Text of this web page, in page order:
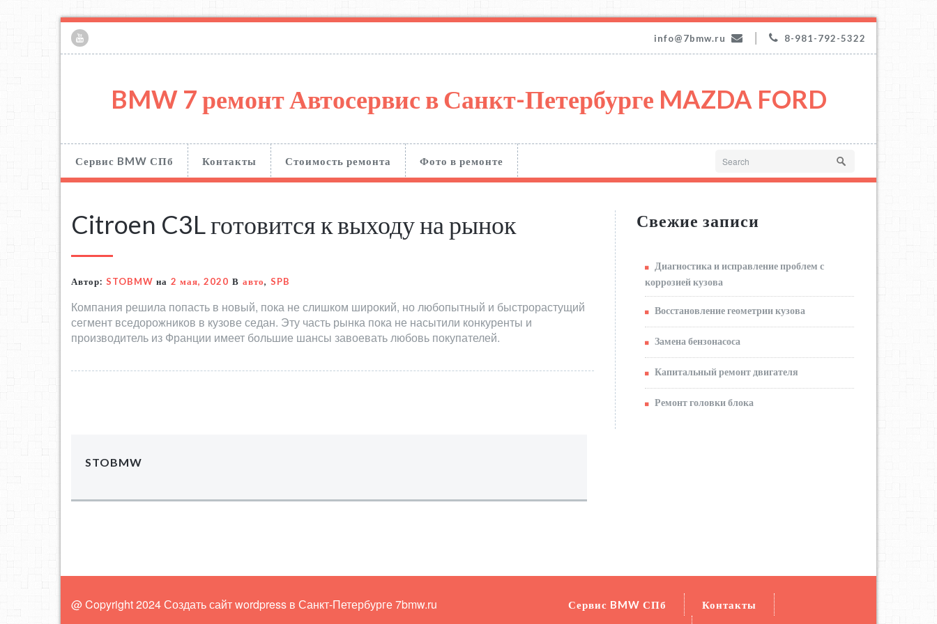
info@7bmw.ru 8-981-792-5322
BMW 7 ремонт Автосервис в Санкт-Петербурге MAZDA FORD
Сервис BMW СПб Контакты Стоимость ремонта Фото в ремонте
Citroen C3L готовится к выходу на рынок
Автор: STOBMW на 2 мая, 2020 В авто, SPB
Компания решила попасть в новый, пока не слишком широкий, но любопытный и быстрорастущий
сегмент вседорожников в кузове седан. Эту часть рынка пока не насытили конкуренты и
производитель из Франции имеет большие шансы завоевать любовь покупателей.
STOBMW
Свежие записи
Диагностика и исправление проблем с
коррозией кузова
Восстановление геометрии кузова
Замена бензонасоса
Капитальный ремонт двигателя
Ремонт головки блока
@ Copyright 2024 Создать сайт wordpress в Санкт-Петербурге7bmw.ru Сервис BMW СПб
Контакты